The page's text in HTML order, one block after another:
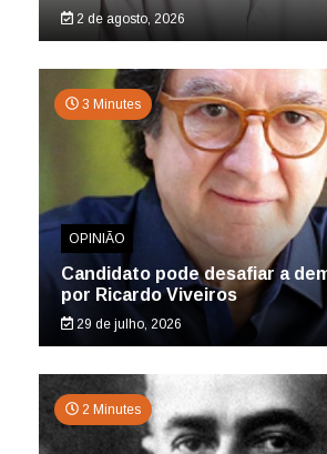
2 de agosto, 2026
3 Minutes
OPINIÃO
Candidato pode desafiar a
por Ricardo Viveiros
29 de julho, 2026
2 Minutes